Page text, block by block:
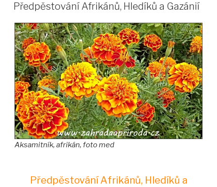
Předpěstování Afrikánů, Hledíků a Gazánií
Aksamitník, afrikán, foto med
Předpěstování Afrikánů, Hledíků a